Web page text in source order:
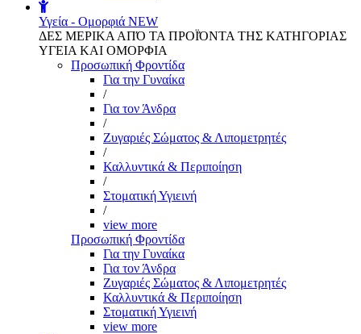
Υγεία - Ομορφιά NEW
ΔΕΣ ΜΕΡΙΚΑ ΑΠΌ ΤΑ ΠΡΟΪΌΝΤΑ ΤΗΣ ΚΑΤΗΓΟΡΙΑΣ
ΥΓΕΙΑ ΚΑΙ ΟΜΟΡΦΙΑ
Προσωπική Φροντίδα
Για την Γυναίκα
/
Για τον Άνδρα
/
Ζυγαριές Σώματος & Λιπομετρητές
/
Καλλυντικά & Περιποίηση
/
Στοματική Υγιεινή
/
view more
Προσωπική Φροντίδα
Για την Γυναίκα
Για τον Άνδρα
Ζυγαριές Σώματος & Λιπομετρητές
Καλλυντικά & Περιποίηση
Στοματική Υγιεινή
view more